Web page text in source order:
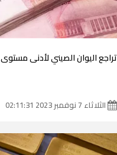
تراجع اليوان الصيني لأدنى مستوى
الثلاثاء 7 نوفمبر 2023 02:11:31